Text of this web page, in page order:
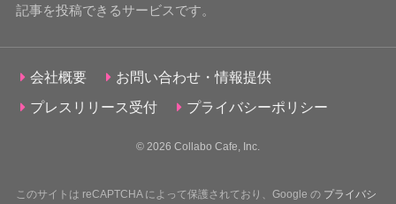
記事を投稿できるサービスです。
会社概要
お問い合わせ・情報提供
プレスリリース受付
プライバシーポリシー
© 2026 Collabo Cafe, Inc.
このサイトは reCAPTCHA によって保護されており、Google の プライバシ